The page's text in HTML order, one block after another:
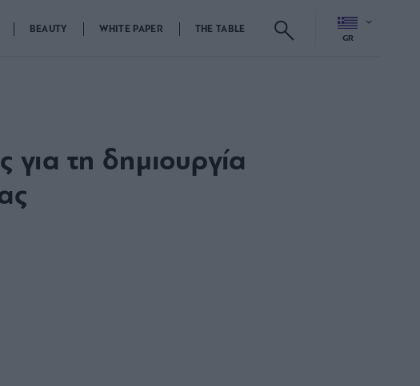
BEAUTY WHITE PAPER THE TABLE
GR
τη δημιουργία